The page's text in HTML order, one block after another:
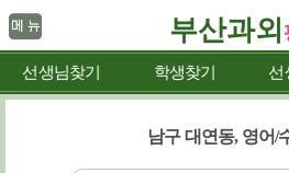
부산과외
선생님찾기 학생찾기 선
남구 대연동, 영어/